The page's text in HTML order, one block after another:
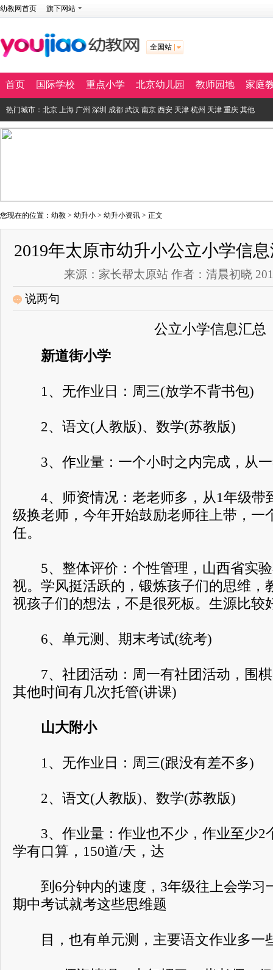
幼教网首页 旗下网站
全国站
首页 国际学校 重点小学 北京幼儿园 教师园地 家庭
热门城市： 北京 上海 广州 深圳 成都 武汉 南京 西安 天津 杭州 天津 重庆 其他
您现在的位置： 幼教 > 幼升小 > 幼升小资讯 > 正文
2019年太原市幼升小公立小学信
来源：家长帮太原站 作者：清晨初晓
说两句
公立小学信息汇总
新道街小学
1、无作业日：周三(放学不背书包)
2、语文(人教版)、数学(苏教版)
3、作业量：一个小时之内完成，从一
4、师资情况：老老师多，从1年级带
级换老师，今年开始鼓励老师往上带，一
任。
5、整体评价：个性管理，山西省实验
视。学风挺活跃的，锻炼孩子们的思维，
视孩子们的想法，不是很死板。生源比较
6、单元测、期末考试(统考)
7、社团活动：周一有社团活动，围棋
其他时间有几次托管(讲课)
山大附小
1、无作业日：周三(跟没有差不多)
2、语文(人教版)、数学(苏教版)
3、作业量：作业也不少，作业至少2
学有口算，150道/天，达
到6分钟内的速度，3年级往上会学习
期中考试就考这些思维题
目，也有单元测，主要语文作业多一